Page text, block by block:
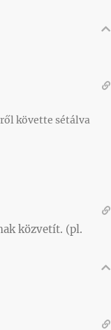
követte sétálva
közvetít. (pl.